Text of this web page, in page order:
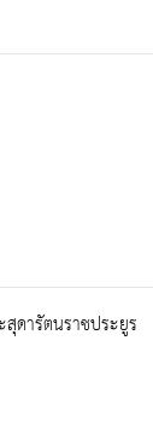
ดารัตนราชประยูร